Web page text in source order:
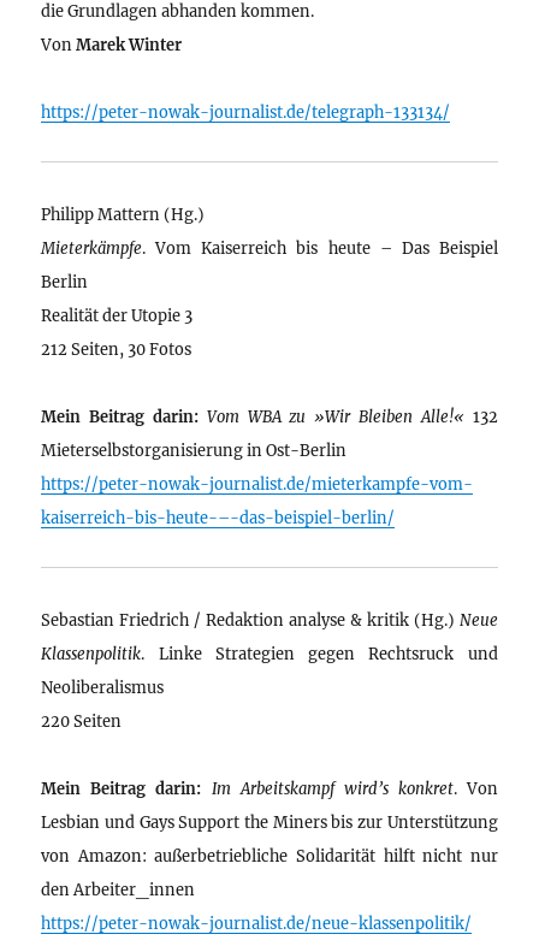
die Grundlagen abhanden kommen.
VonMarek Winter
https://peter-nowak-journalist.de/telegraph-133134/
Philipp Mattern (Hg.)
Mieterkämpfe. Vom Kaiserreich bis heute – Das Beispiel
Berlin
Realität der Utopie 3
212 Seiten, 30 Fotos
Mein Beitrag darin: Vom WBA zu »Wir Bleiben Alle!« 132
Mieterselbstorganisierung in Ost-Berlin
https://peter-nowak-journalist.de/mieterkampfe-vom-
kaiserreich-bis-heute-–-das-beispiel-berlin/
Sebastian Friedrich / Redaktion analyse & kritik (Hg.) Neue
Klassenpolitik. Linke Strategien gegen Rechtsruck und
Neoliberalismus
220 Seiten
Mein Beitrag darin: Im Arbeitskampf wird’s konkret. Von
Lesbian und Gays Support the Miners bis zur Unterstützung
von Amazon: außerbetriebliche Solidarität hilft nicht nur
den Arbeiter_innen
https://peter-nowak-journalist.de/neue-klassenpolitik/